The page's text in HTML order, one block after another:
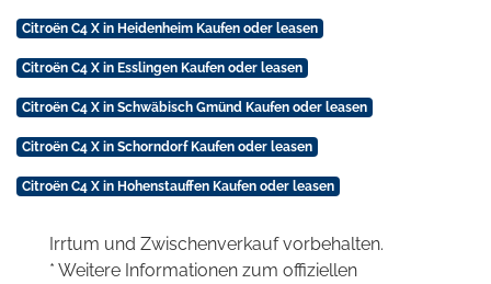
Citroën C4 X in Heidenheim Kaufen oder leasen
Citroën C4 X in Esslingen Kaufen oder leasen
Citroën C4 X in Schwäbisch Gmünd Kaufen oder leasen
Citroën C4 X in Schorndorf Kaufen oder leasen
Citroën C4 X in Hohenstauffen Kaufen oder leasen
Irrtum und Zwischenverkauf vorbehalten.
* Weitere Informationen zum offiziellen